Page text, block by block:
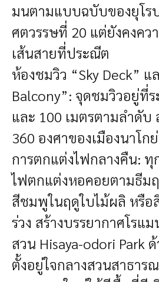
มนตามแบบฉบับของยุโร
ศตวรรษที่ 20 แต่ยังคงค
เส้นสายที่ประณีต
ห้องชมวิว “Sky Deck” แ
Balcony”: จุดชมวิวอยู่ที่
และ 100 เมตรตามลำดับ
360 องศาของเมืองนาโก
การตกแต่งไฟกลางคืน: ทุ
ไฟตกแต่งหอคอยตามธีม
สีชมพูในฤดูใบไม้ผลิ หรือ
ร่วง สร้างบรรยากาศโรแ
สวน Hisaya-odori Park
ตั้งอยู่ใจกลางสวนสาธา